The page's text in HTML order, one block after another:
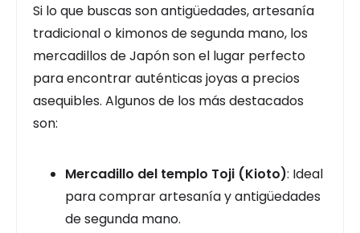
Si lo que buscas son antigüedades, artesanía
tradicional o kimonos de segunda mano, los
mercadillos de Japón son el lugar perfecto
para encontrar auténticas joyas a precios
asequibles. Algunos de los más destacados
son:
Mercadillo del templo Toji (Kioto): Ideal
para comprar artesanía y antigüedades
de segunda mano.